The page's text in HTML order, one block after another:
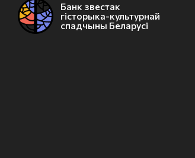
Банк звестак
гісторыка-культурнай
спадчыны Беларусі